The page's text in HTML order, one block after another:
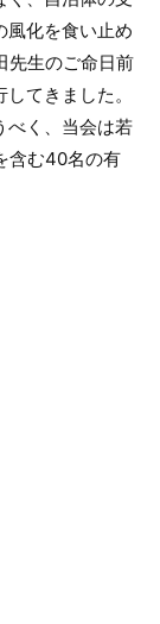
風化を食い止め
先生のご命日前
してきました。
べく、当会は若
含む40名の有